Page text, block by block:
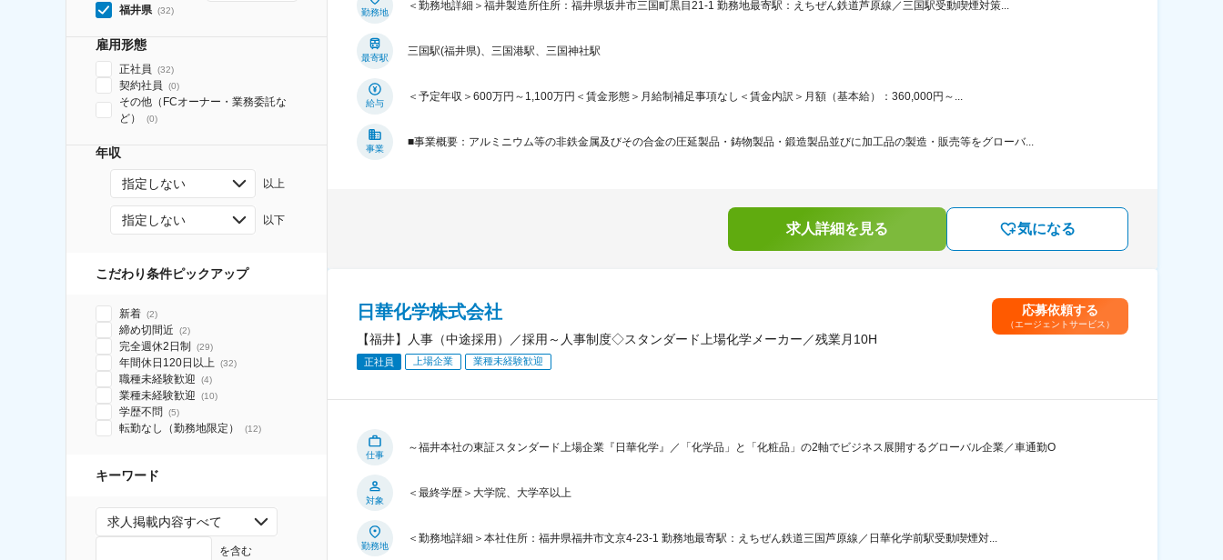
福井県 (32)
雇用形態
正社員 (32)
契約社員 (0)
その他（FCオーナー・業務委託な
ど）
(0)
年収
指定しない 以上
指定しない 以下
こだわり条件ピックアップ
新着 (2)
締め切間近 (2)
完全週休2日制 (29)
年間休日120日以上 (32)
職種未経験歓迎 (4)
業種未経験歓迎 (10)
学歴不問 (5)
転勤なし（勤務地限定） (12)
キーワード
求人掲載内容すべて
を含む
勤務地
＜勤務地詳細＞福井製造所住所：福井県坂井市三国町黒目21-1 勤務地最寄駅：えちぜん鉄道芦原線／三国駅受動喫煙対策...
最寄駅
三国駅(福井県)、三国港駅、三国神社駅
給与
＜予定年収＞600万円～1,100万円＜賃金形態＞月給制補足事項なし＜賃金内訳＞月額（基本給）：360,000円～...
事業
■事業概要：アルミニウム等の非鉄金属及びその合金の圧延製品・鋳物製品・鍛造製品並びに加工品の製造・販売等をグローバ...
求人詳細を見る 気になる
日華化学株式会社
【福井】人事（中途採用）／採用～人事制度◇スタンダード上場化学メーカー／残業月10H
正社員 上場企業 業種未経験歓迎
応募依頼する
（エージェントサービス）
仕事
～福井本社の東証スタンダード上場企業『日華化学』／「化学品」と「化粧品」の2軸でビジネス展開するグローバル企業／車通勤O
対象
＜最終学歴＞大学院、大学卒以上
勤務地
＜勤務地詳細＞本社住所：福井県福井市文京4-23-1 勤務地最寄駅：えちぜん鉄道三国芦原線／日華化学前駅受動喫煙対...